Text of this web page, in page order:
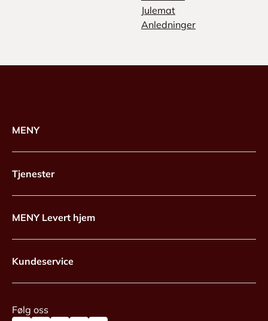
Julemat
Anledninger
MENY
Tjenester
MENY Levert hjem
Kundeservice
Følg oss